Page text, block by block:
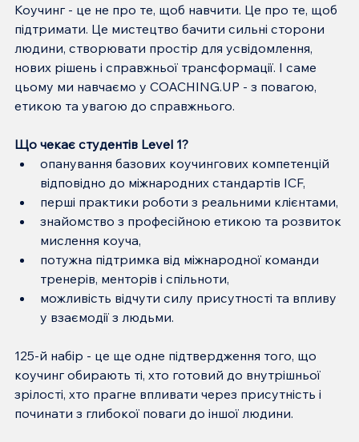
Коучинг - це не про те, щоб навчити. Це про те, щоб
підтримати. Це мистецтво бачити сильні сторони
людини, створювати простір для усвідомлення,
нових рішень і справжньої трансформації. І саме
цьому ми навчаємо у COACHING.UP - з повагою,
етикою та увагою до справжнього.
Що чекає студентів Level 1?
опанування базових коучингових компетенцій
відповідно до міжнародних стандартів ICF,
перші практики роботи з реальними клієнтами,
знайомство з професійною етикою та розвиток
мислення коуча,
потужна підтримка від міжнародної команди
тренерів, менторів і спільноти,
можливість відчути силу присутності та впливу
у взаємодії з людьми.
125-й набір - це ще одне підтвердження того, що
коучинг обирають ті, хто готовий до внутрішньої
зрілості, хто прагне впливати через присутність і
починати з глибокої поваги до іншої людини.